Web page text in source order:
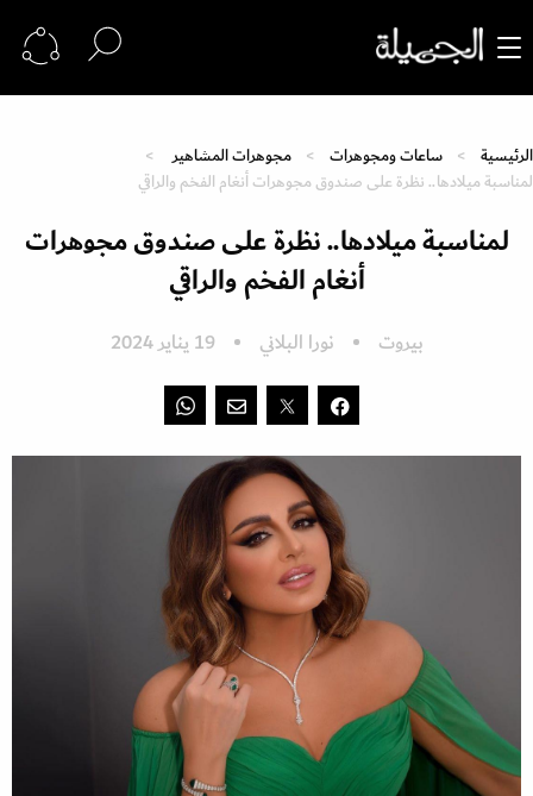
الرئيسية ساعات ومجوهرات
مجوهرات المشاهير
لمناسبة ميلادها.. نظرة على صندوق مجوهرات أنغام الفخم والراقي
لمناسبة ميلادها.. نظرة على صندوق مجوهرات
أنغام الفخم والراقي
بيروت نورا البلاني 19 يناير 2024